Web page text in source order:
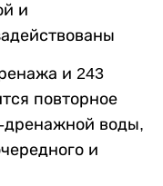
и
и 243
повторное
дренажной воды,
и